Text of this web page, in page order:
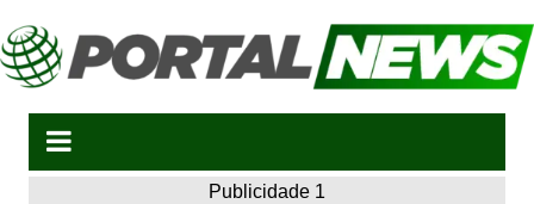
para
o
Publicidade 1